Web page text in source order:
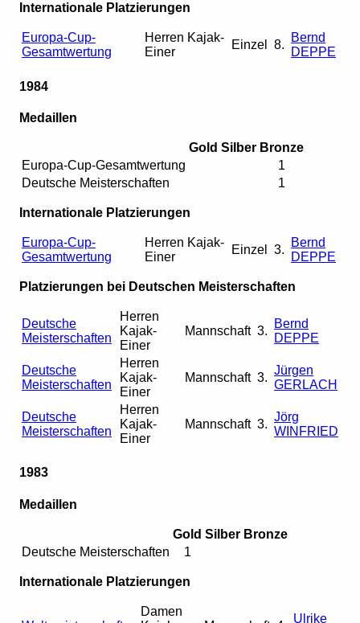
Internationale Platzierungen
Europa-Cup-
Gesamtwertung
Herren Kajak-
Einer
Einzel 8.
Bernd
DEPPE
1984
Medaillen
Gold Silber Bronze
Europa-Cup-Gesamtwertung
1
Deutsche Meisterschaften
1
Internationale Platzierungen
Europa-Cup-
Gesamtwertung
Herren Kajak-
Einer
Einzel 3.
Bernd
DEPPE
Platzierungen bei Deutschen Meisterschaften
Deutsche
Meisterschaften
Herren
Kajak-
Einer
Mannschaft 3.
Bernd
DEPPE
Deutsche
Meisterschaften
Herren
Kajak-
Einer
Mannschaft 3.
Jürgen
GERLACH
Deutsche
Meisterschaften
Herren
Kajak-
Einer
Mannschaft 3.
Jörg
WINFRIED
1983
Medaillen
Gold Silber Bronze
Deutsche Meisterschaften
1
Internationale Platzierungen
Damen
Ulrike